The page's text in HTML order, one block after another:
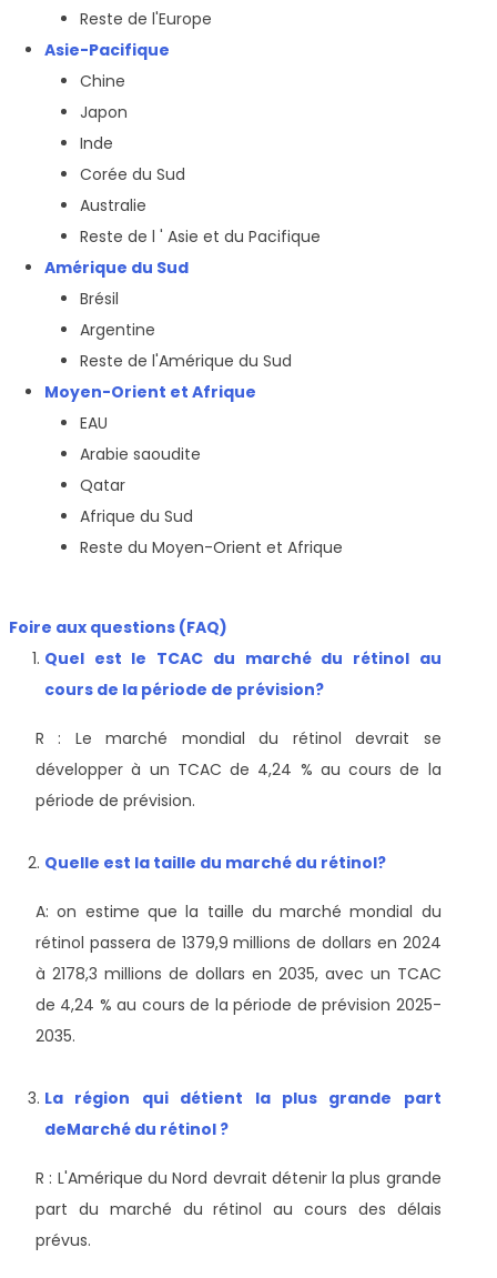
Reste de l'Europe
Asie-Pacifique
Chine
Japon
Inde
Corée du Sud
Australie
Reste de l ' Asie et du Pacifique
Amérique du Sud
Brésil
Argentine
Reste de l'Amérique du Sud
Moyen-Orient et Afrique
EAU
Arabie saoudite
Qatar
Afrique du Sud
Reste du Moyen-Orient et Afrique
Foire aux questions (FAQ)
Quel est le TCAC du marché du rétinol au
cours de la période de prévision?
R : Le marché mondial du rétinol devrait se
développer à un TCAC de 4,24 % au cours de la
période de prévision.
Quelle est la taille du marché du rétinol?
A: on estime que la taille du marché mondial du
rétinol passera de 1379,9 millions de dollars en 2024
à 2178,3 millions de dollars en 2035, avec un TCAC
de 4,24 % au cours de la période de prévision 2025-
2035.
La région qui détient la plus grande part
deMarché du rétinol ?
R : L'Amérique du Nord devrait détenir la plus grande
part du marché du rétinol au cours des délais
prévus.